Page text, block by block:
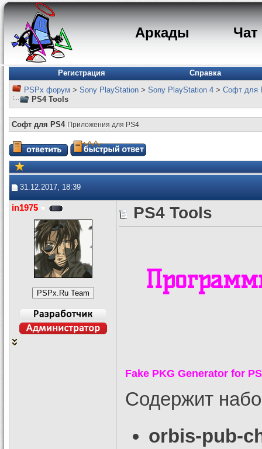
Аркады Чат
Регистрация
Справка
PSPx форум > Sony PlayStation > Sony PlayStation 4 > Софт для
PS4 Tools
Софт для PS4 Приложения для PS4
31.12.2017, 18:39
in1975 PS4 Tools
Fake PKG Generator for
Содержит
orbis-pub-